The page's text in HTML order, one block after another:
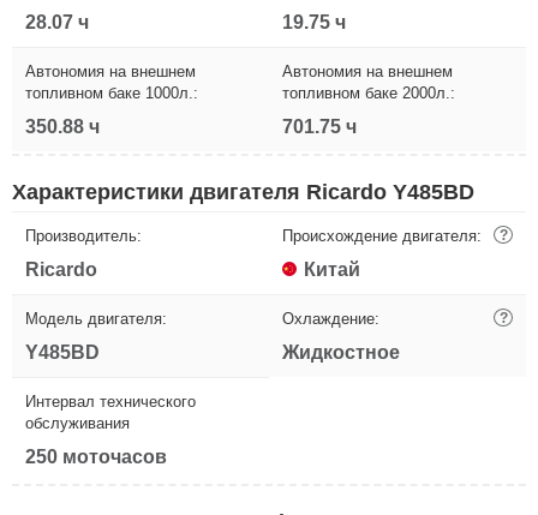
28.07 ч 19.75 ч
Автономия на внешнем
топливном баке 1000л.:
350.88 ч
Автономия на внешнем
топливном баке 2000л.:
701.75 ч
Характеристики двигателя Ricardo Y485BD
Производитель:
Ricardo
Происхождение двигателя: ?
Китай
Модель двигателя:
Y485BD
Охлаждение: ?
Жидкостное
Интервал технического
обслуживания
250 моточасов